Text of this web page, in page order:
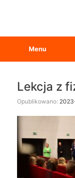
Menu
Lekcja z
Opublikowano: